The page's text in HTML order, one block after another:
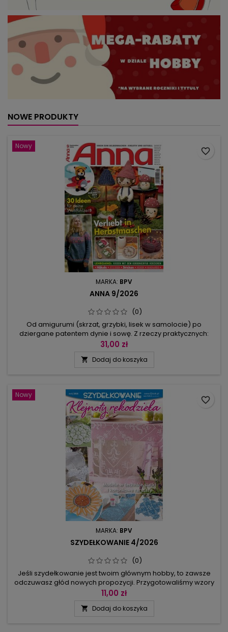
NOWE PRODUKTY
Nowy
MARKA: BPV
ANNA 9/2026
(0)
Od amigurumi (skrzat, grzybki, lisek w samolocie) po
dziergane patentem dynie i sowę. Z rzeczy praktycznych:
szydełkowany przybornik-grzybek, łapki kuchenne z
dla niego, szaliki, komin. Już teraz możemy szykować się na
31,00 zł
 Dodaj do koszyka
favorite_border
Nowy
MARKA: BPV
SZYDEŁKOWANIE 4/2026
(0)
Jeśli szydełkowanie jest twoim głównym hobby, to zawsze
odczuwasz głód nowych propozycji. Przygotowaliśmy wzory
siatkowe: bieżniki z sercami, z koniczynką, z winogronami, z
stolik), z królewskimi liliami (różowy obrus), a także komplet
11,00 zł
 Dodaj do koszyka
favorite_border